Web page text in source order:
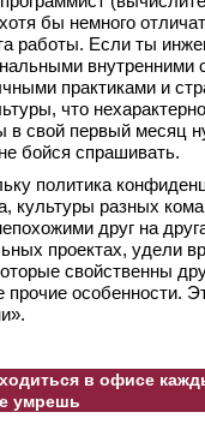
бы немного
работы. Если ты
внутренними
практиками и
что
в свой первый месяц
бойся спрашивать.
политика
культуры разных
друг на
проектах, удели
свойственны
прочие особенности.
в офисе
умрешь